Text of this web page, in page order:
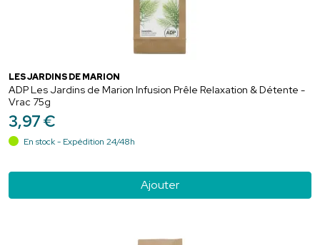
LES JARDINS DE MARION
ADP Les Jardins de Marion Infusion Prêle Relaxation & Détente -
Vrac 75g
3,97€
En stock - Expédition 24/48h
Ajouter